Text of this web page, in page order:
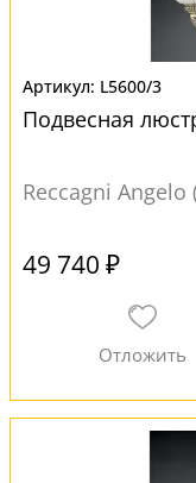
L5600/3
Подвесная
Reccagni Angelo
49 740 ₽